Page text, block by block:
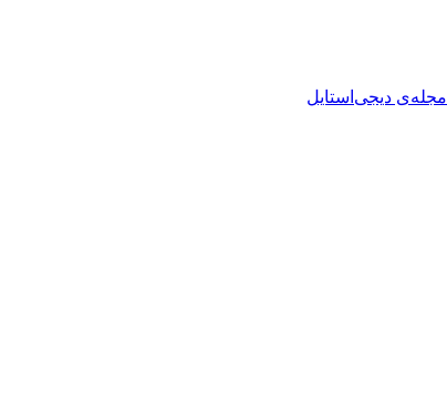
مجله‌ی دیجی‌استایل